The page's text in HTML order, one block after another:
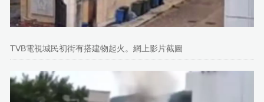
TVB電視城民初街有搭建物起火。網上影片截圖